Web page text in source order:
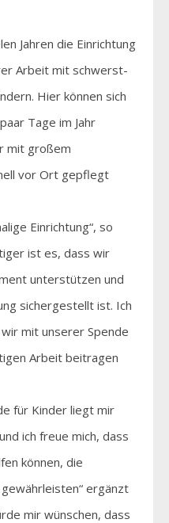
Jahren die Einrichtung
Arbeit mit schwerst-
Hier können sich
Tage im Jahr
mit großem
vor Ort gepflegt
Einrichtung“, so
ist es, dass wir
unterstützen und
sichergestellt ist. Ich
mit unserer Spende
Arbeit beitragen
für Kinder liegt mir
ich freue mich, dass
können, die
ergänzt
mir wünschen, dass